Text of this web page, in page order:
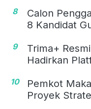
8
Calon
8 Kandidat
9
Trima+
Hadirkan
10
Pemkot
Proyek